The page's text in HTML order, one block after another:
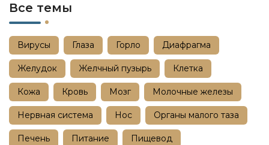
Все темы
Вирусы Глаза Горло Диафрагма
Желудок Желчный пузырь Клетка
Кожа Кровь Мозг Молочные железы
Нервная система Нос Органы малого таза
Печень Питание Пищевод